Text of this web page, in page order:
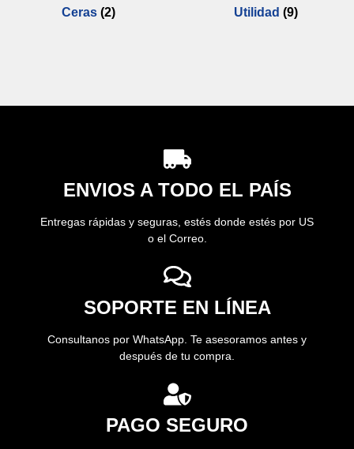
Ceras (2) Utilidad (9)
ENVIOS A TODO EL PAÍS
Entregas rápidas y seguras, estés donde estés por US
o el Correo.
SOPORTE EN LÍNEA
Consultanos por WhatsApp. Te asesoramos antes y
después de tu compra.
PAGO SEGURO